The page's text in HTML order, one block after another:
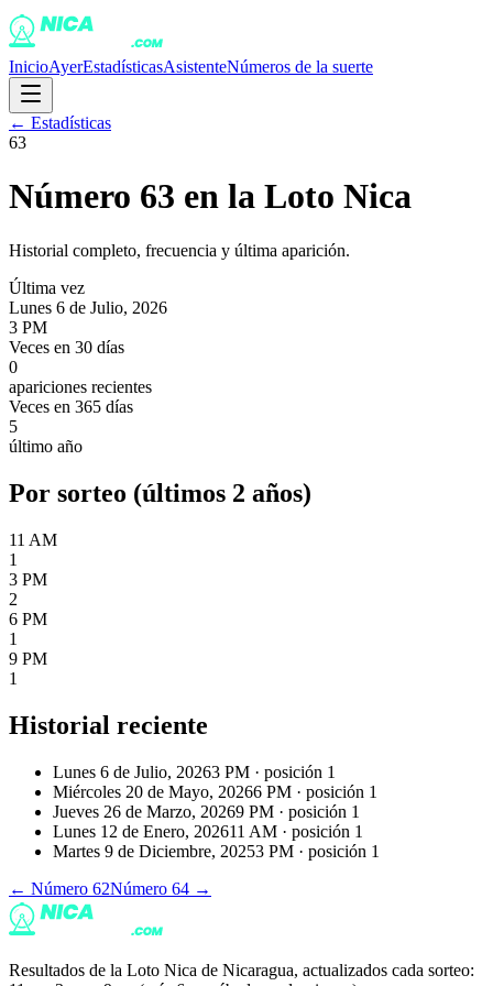
InicioAyerEstadísticasAsistenteNúmeros de la suerte
← Estadísticas
63
Número 63 en la Loto Nica
Historial completo, frecuencia y última aparición.
Última vez
Lunes 6 de Julio, 2026
3 PM
Veces en 30 días
0
apariciones recientes
Veces en 365 días
5
último año
Por sorteo (últimos 2 años)
11 AM
1
3 PM
2
6 PM
1
9 PM
1
Historial reciente
Lunes 6 de Julio, 20263 PM · posición 1
Miércoles 20 de Mayo, 20266 PM · posición 1
Jueves 26 de Marzo, 20269 PM · posición 1
Lunes 12 de Enero, 202611 AM · posición 1
Martes 9 de Diciembre, 20253 PM · posición 1
← Número 62Número 64 →
Resultados de la Loto Nica de Nicaragua, actualizados cada sorteo: